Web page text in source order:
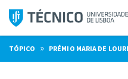
Saltar
para
o
conteúdo
TÓPICO » PRÉMIO MARIA DE